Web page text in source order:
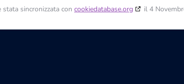
sincronizzata con cookiedatabase.org il 4